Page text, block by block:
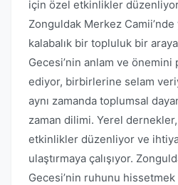
için özel etkinlikler
Zonguldak Merkez Camii’nde
kalabalık bir topluluk bir
Gecesi’nin anlam ve önemini
ediyor, birbirlerine selam
aynı zamanda toplumsal
zaman dilimi. Yerel
etkinlikler düzenliyor ve
ulaştırmaya çalışıyor.
Gecesi’nin ruhunu